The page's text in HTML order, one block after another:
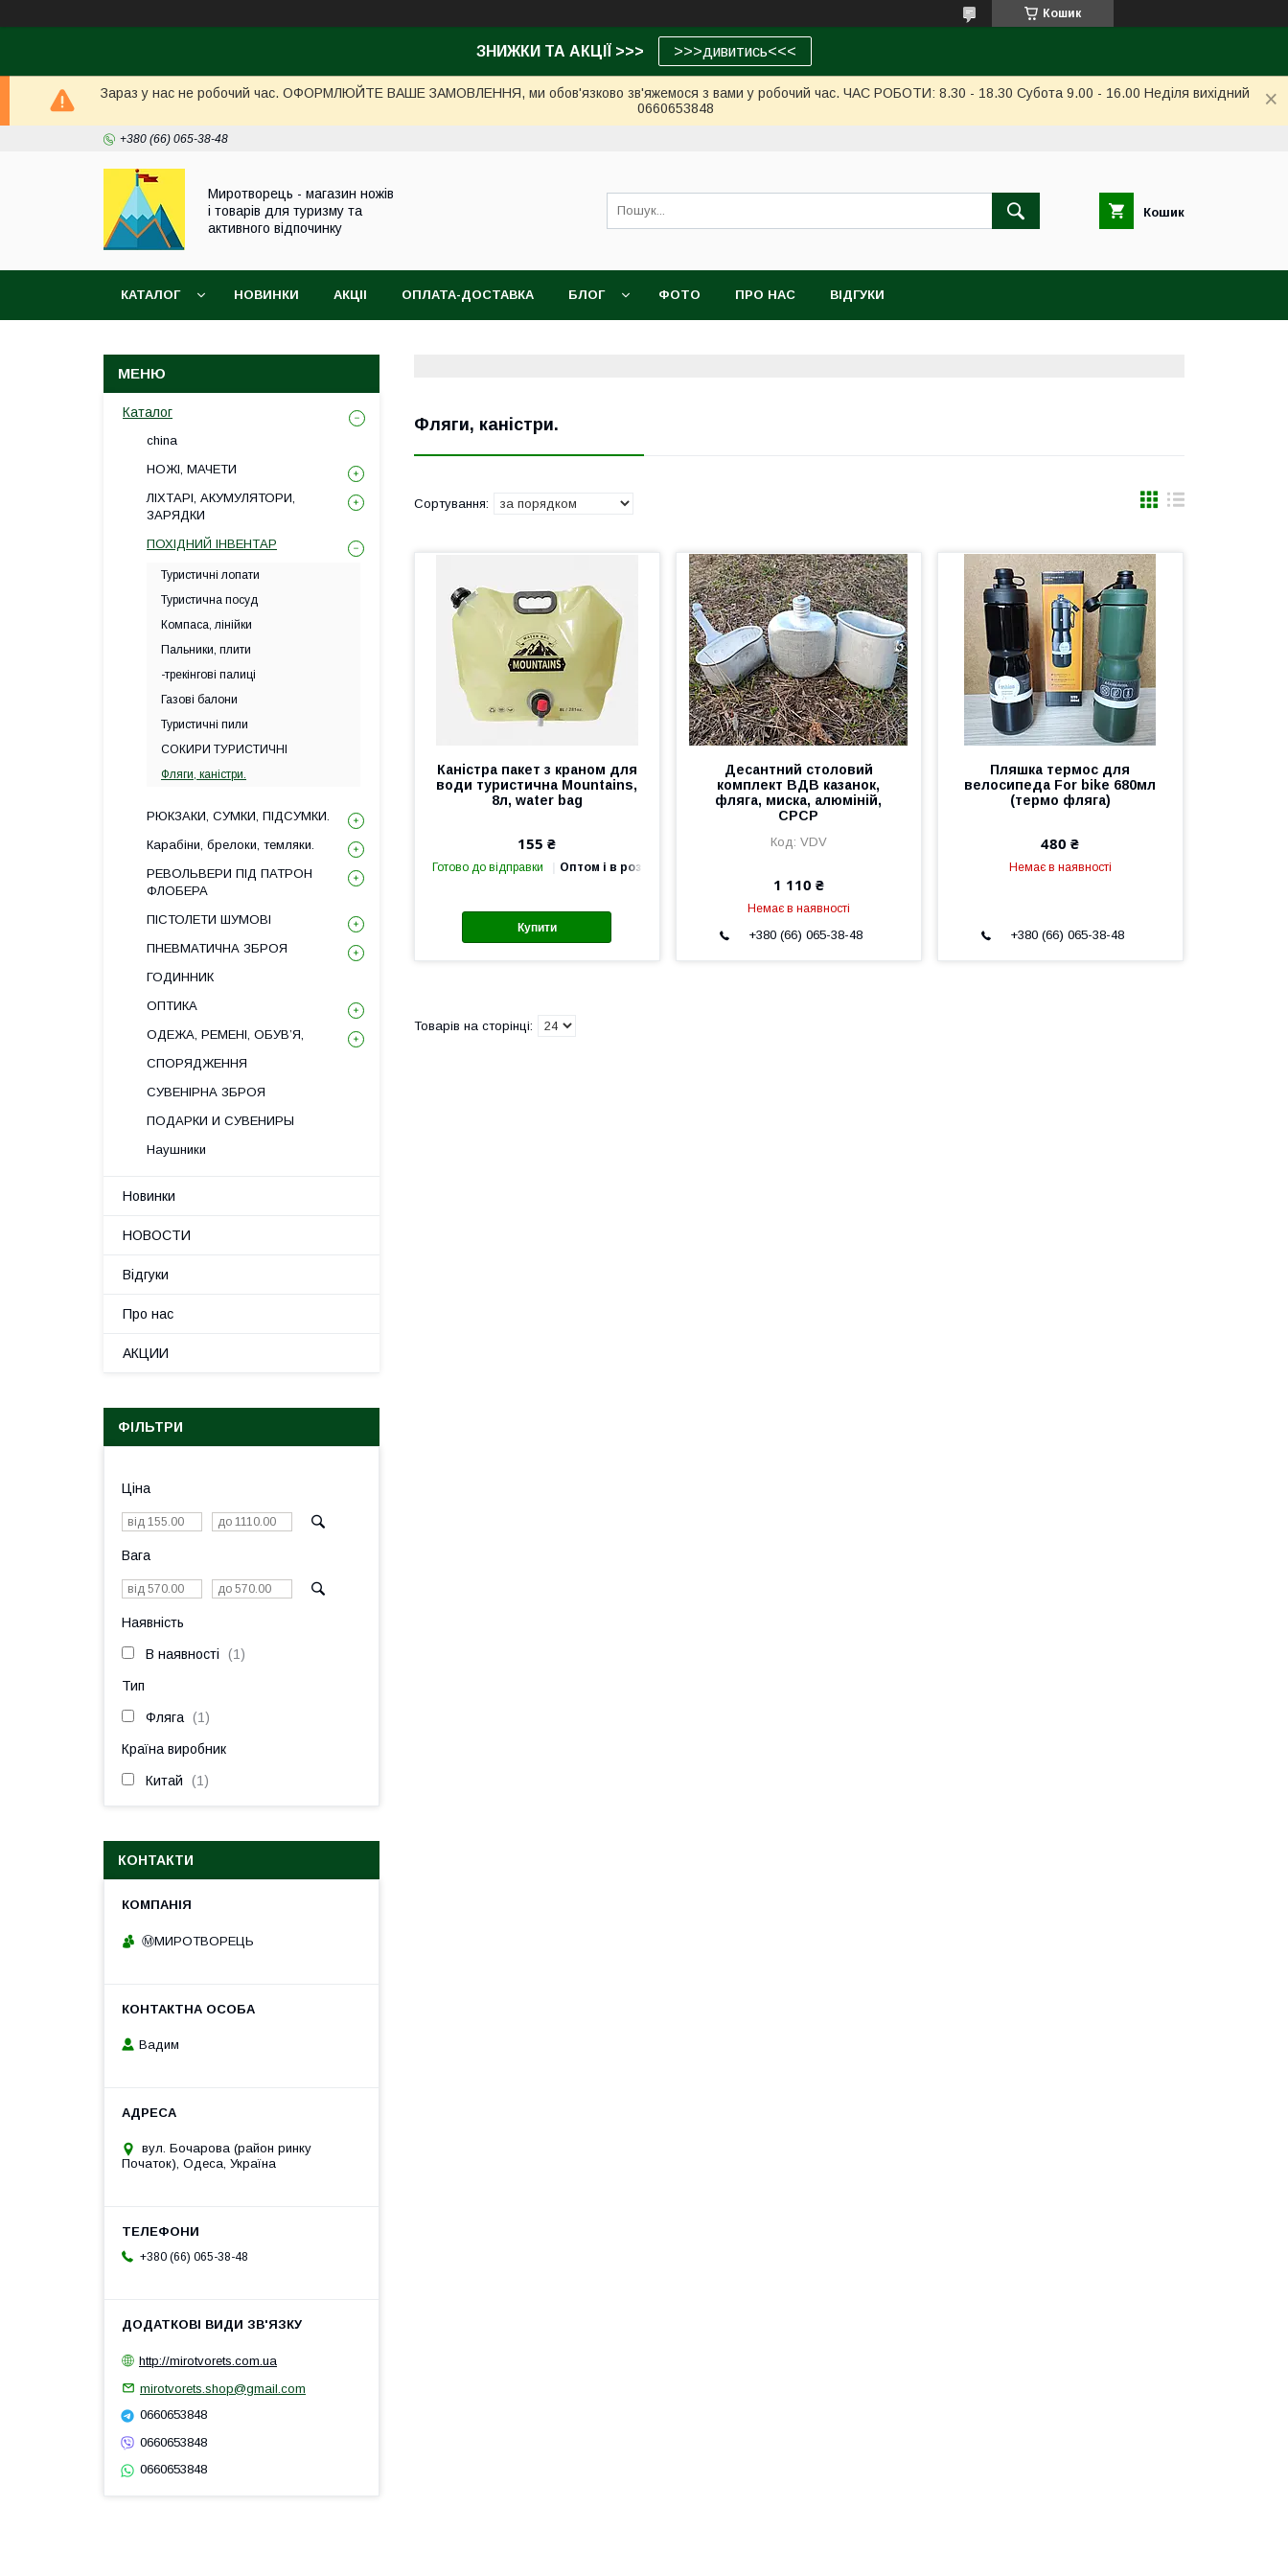
Кошик
ЗНИЖКИ ТА АКЦІЇ >>> >>>дивитись<<<
Зараз у нас не робочий час. ОФОРМЛЮЙТЕ ВАШЕ ЗАМОВЛЕННЯ, ми обов'язково зв'яжемося з вами у робочий час. ЧАС РОБОТИ: 8.30 - 18.30 Субота 9.00 - 16.00 Неділя вихідний
0660653848
+380 (66) 065-38-48
Миротворець - магазин ножів
і товарів для туризму та
активного відпочинку
Кошик
КАТАЛОГ НОВИНКИ АКЦІІ ОПЛАТА-ДОСТАВКА БЛОГ ФОТО ПРО НАС ВІДГУКИ
Фляги, каністри.
Каністра пакет з краном для
води туристична Mountains,
8л, water bag
155 ₴
Готово до відправки Оптом і в роздріб
Купити
Десантний столовий
комплект ВДВ казанок,
фляга, миска, алюміній,
СРСР
VDV
1 110 ₴
Немає в наявності
+380 (66) 065-38-48
Пляшка термос для
велосипеда For bike 680мл
(термо фляга)
480 ₴
Немає в наявності
+380 (66) 065-38-48
Каталог
china
НОЖІ, МАЧЕТИ
ЛІХТАРІ, АКУМУЛЯТОРИ,
ЗАРЯДКИ
ПОХІДНИЙ ІНВЕНТАР
Туристичні лопати
Туристична посуд
Компаса, лінійки
Пальники, плити
-трекінгові палиці
Газові балони
Туристичні пили
СОКИРИ ТУРИСТИЧНІ
Фляги, каністри.
РЮКЗАКИ, СУМКИ, ПІДСУМКИ.
Карабіни, брелоки, темляки.
РЕВОЛЬВЕРИ ПІД ПАТРОН
ФЛОБЕРА
ПІСТОЛЕТИ ШУМОВІ
ПНЕВМАТИЧНА ЗБРОЯ
ГОДИННИК
ОПТИКА
ОДЕЖА, РЕМЕНІ, ОБУВ’Я,
СПОРЯДЖЕННЯ
СУВЕНІРНА ЗБРОЯ
ПОДАРКИ И СУВЕНИРЫ
Наушники
Новинки
НОВОСТИ
Відгуки
Про нас
АКЦИИ
ФІЛЬТРИ
Ціна
Вага
Наявність
В наявності 1
Тип
Фляга 1
Країна виробник
Китай 1
КОНТАКТИ
Ⓜ️МИРОТВОРЕЦЬ
Вадим
вул. Бочарова (район ринку
Початок), Одеса, Україна
+380 (66) 065-38-48
http://mirotvorets.com.ua
mirotvorets.shop@gmail.com
0660653848
0660653848
0660653848